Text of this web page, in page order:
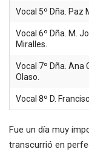
Vocal 5º Dña. Paz
Vocal 6º Dña. M.
Miralles.
Vocal 7º Dña. Ana
Olaso.
Vocal 8º D.
Fue un día muy
transcurrió en